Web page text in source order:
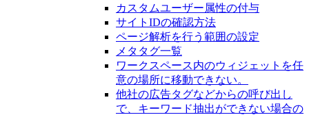
カスタムユーザー属性の付与
サイトIDの確認方法
ページ解析を行う範囲の設定
メタタグ一覧
ワークスペース内のウィジェットを任
意の場所に移動できない。
他社の広告タグなどからの呼び出し
で、キーワード抽出ができない場合の